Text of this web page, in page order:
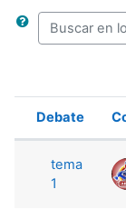
Buscar en los
Estado
Debate
tema
1